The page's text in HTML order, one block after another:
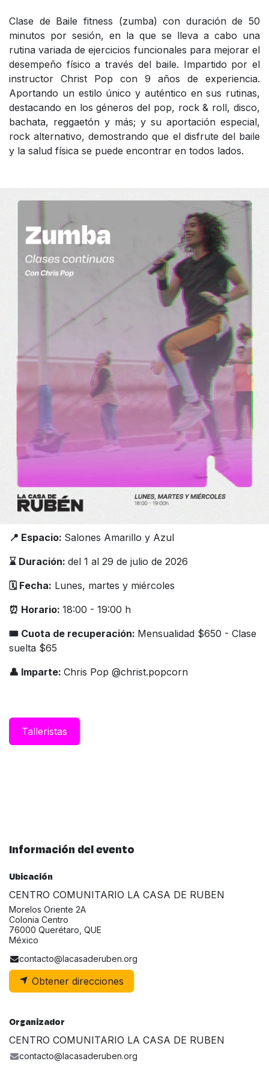
Clase de Baile fitness (zumba) con duración de 50
minutos por sesión, en la que se lleva a cabo una
rutina variada de ejercicios funcionales para mejorar el
desempeño físico a través del baile. Impartido por el
instructor Christ Pop con 9 años de experiencia.
Aportando un estilo único y auténtico en sus rutinas,
destacando en los géneros del pop, rock & roll, disco,
bachata, reggaetón y más; y su aportación especial,
rock alternativo, demostrando que el disfrute del baile
y la salud física se puede encontrar en todos lados.
📍 Espacio: Salones Amarillo y Azul
⌛️ Duración: del 1 al 29 de julio de 2026
🗓️ Fecha: Lunes, martes y miércoles
⏰ Horario: 18:00 - 19:00 h
🎟 Cuota de recuperación: Mensualidad $650 - Clase
suelta $65
👤 Imparte: Chris Pop @christ.popcorn
Taller​istas
Información del evento
Ubicación
CENTRO COMUNITARIO LA CASA DE RUBEN
Morelos Oriente 2A
Colonia Centro
76000 Querétaro, QUE
México
contacto@lacasaderuben.org
Obtener direcciones
Organizador
CENTRO COMUNITARIO LA CASA DE RUBEN
contacto@lacasaderuben.org